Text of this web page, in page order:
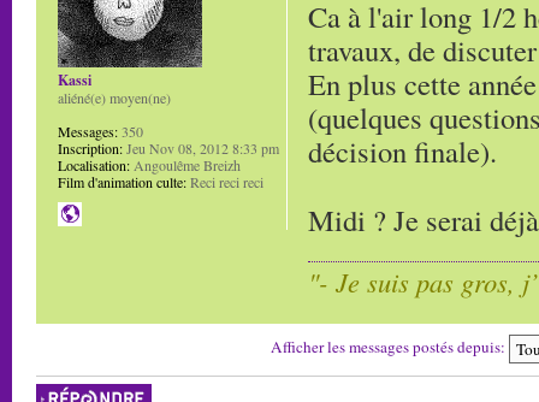
Ca à l'air long 1/2
travaux, de
En plus cette
(quelques
décision finale).
Midi ? Je serai
"- Je suis pas gros,
Kassi
aliéné(e) moyen(ne)
Messages:350
Inscription:Jeu Nov 08, 2012 8:33 pm
Localisation:Angoulême Breizh
Film d'animation culte:Reci reci reci
Afficher les messages postés depuis:
Répondre